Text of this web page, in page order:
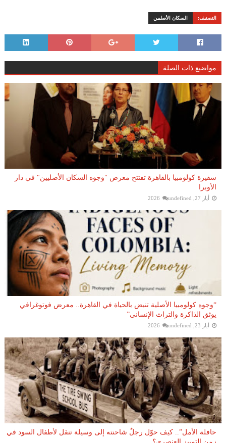
التصنيف: السكان الأصليين
مواضيع ذات الصلة
سفيرة كولومبيا بالقاهرة تفتتح معرض "وجوه السكان الأصليين" في دار
الأوبرا
أيار 27, 2026 undefined
“وجوه كولومبيا الأصلية تنبض بالحياة في القاهرة.. معرض فوتوغرافي
يوثق الذاكرة والتراث الإنساني”
أيار 23, 2026 undefined
حافلة الأمل”.. كيف حوّل رجلٌ شاحنته إلى وسيلة تنقل لأطفال السود في